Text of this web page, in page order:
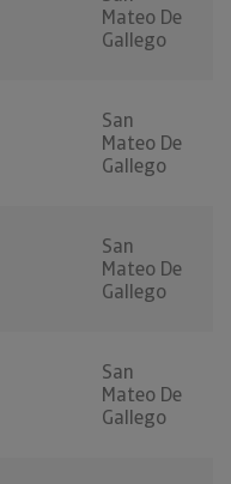
Mateo De
Gallego
San
Mateo De
Gallego
San
Mateo De
Gallego
San
Mateo De
Gallego